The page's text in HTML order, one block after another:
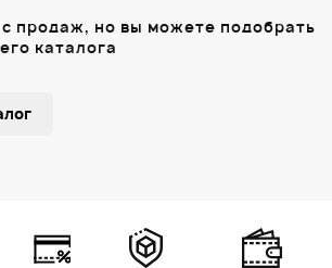
продаж, но вы можете подобрать
каталога